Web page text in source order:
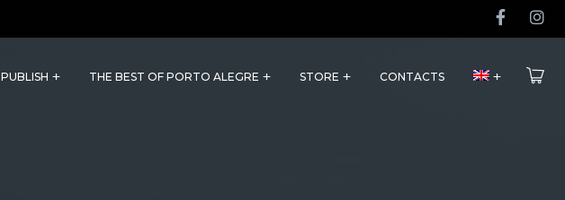
PUBLISH THE BEST OF PORTO ALEGRE STORE CONTACTS